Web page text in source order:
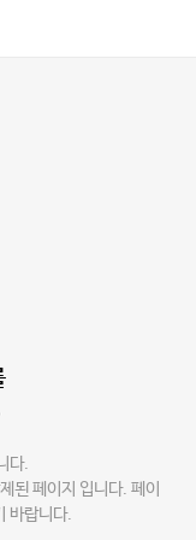
다.
된 페이지 입니다. 페이
바랍니다.